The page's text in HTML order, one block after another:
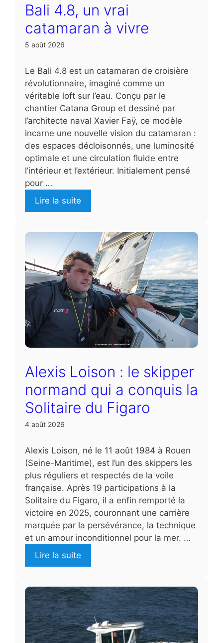
Bali 4.8, un vrai
catamaran à vivre
5 août 2026
Le Bali 4.8 est un catamaran de croisière
révolutionnaire, imaginé comme un
véritable loft sur l’eau. Conçu par le
chantier Catana Group et dessiné par
l’architecte naval Xavier Faÿ, ce modèle
incarne une nouvelle vision du catamaran :
des espaces décloisonnés, une luminosité
optimale et une circulation fluide entre
l’intérieur et l’extérieur. Initialement pensé
pour …
Lire la suite
Alexis Loison : le skipper
normand qui a conquis la
Solitaire du Figaro
4 août 2026
Alexis Loison, né le 11 août 1984 à Rouen
(Seine-Maritime), est l’un des skippers les
plus réguliers et respectés de la voile
française. Après 19 participations à la
Solitaire du Figaro, il a enfin remporté la
victoire en 2025, couronnant une carrière
marquée par la persévérance, la technique
et un amour inconditionnel pour la mer. …
Lire la suite